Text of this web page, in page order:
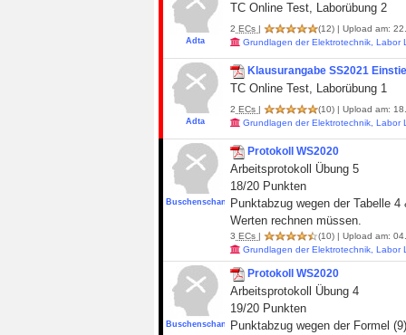
Adta
TC Online Test, Laborübung 2
2 ECs | (12) | Upload am:
Grundlagen der Elektrotechnik, Labor
Adta
Klausurangabe SS2021
TC Online Test, Laborübung 1
2 ECs | (10) | Upload am:
Grundlagen der Elektrotechnik, Labor
BuschenschankBoy
Protokoll WS2020
Arbeitsprotokoll Übung 5
18/20 Punkten
Punktabzug wegen der Tabelle
Werten rechnen müssen.
3 ECs | (10) | Upload am:
Grundlagen der Elektrotechnik, Labor
BuschenschankBoy
Protokoll WS2020
Arbeitsprotokoll Übung 4
19/20 Punkten
Punktabzug wegen der Formel